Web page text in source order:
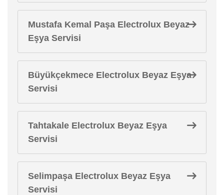
Mustafa Kemal Paşa Electrolux Beyaz
Eşya Servisi
Büyükçekmece Electrolux Beyaz Eşya
Servisi
Tahtakale Electrolux Beyaz Eşya
Servisi
Selimpaşa Electrolux Beyaz Eşya
Servisi